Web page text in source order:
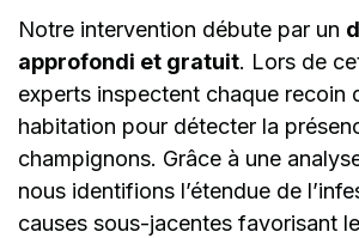
Notre intervention débute par un
approfondi et gratuit. Lors de
experts inspectent chaque recoin
habitation pour détecter la
champignons. Grâce à une
nous identifions l’étendue de
causes sous-jacentes favorisant